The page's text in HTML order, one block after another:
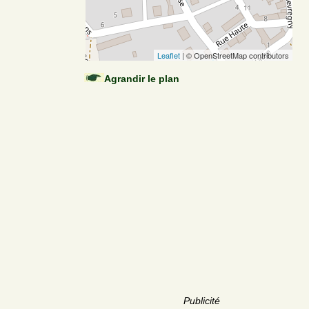
Leaflet | © OpenStreetMap contributors
Agrandir le plan
Publicité